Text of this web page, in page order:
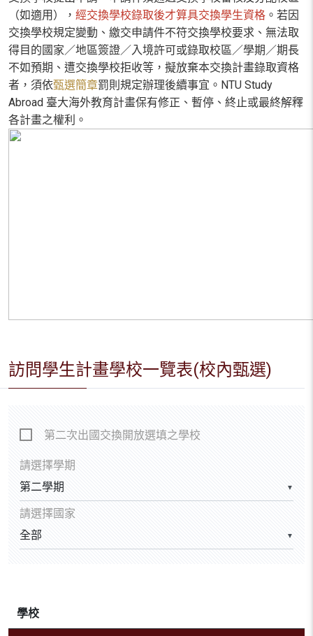
（如適用）， 經交換學校錄取後才算具交換學生資格 。若因
交換學校規定變動、繳交申請件不符交換學校要求、無法取
得目的國家／地區簽證／入境許可或錄取校區／學期／期長
不如預期、遭交換學校拒收等，擬放棄本交換計畫錄取資格
者，須依甄選簡章罰則規定辦理後續事宜。NTU Study
Abroad 臺大海外教育計畫保有修正、暫停、終止或最終解釋
各計畫之權利。
訪問學生計畫學校一覽表(校內甄選)
第二次出國交換開放選填之學校
▼
請選擇學期
▼
請選擇國家
學校